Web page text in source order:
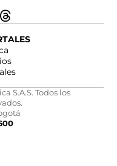
S.A.S. Todos los